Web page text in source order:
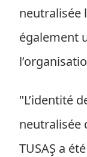
neutralisée
également
"L’identité
neutralisée
TUSAŞ a